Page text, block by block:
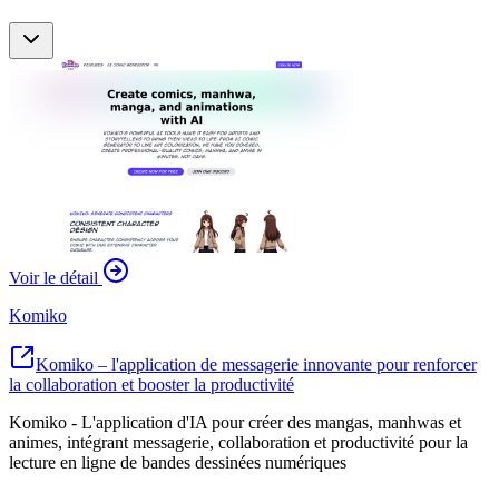
Voir le détail
Komiko
Komiko – l'application de messagerie innovante pour renforcer
la collaboration et booster la productivité
Komiko - L'application d'IA pour créer des mangas, manhwas et
animes, intégrant messagerie, collaboration et productivité pour la
lecture en ligne de bandes dessinées numériques